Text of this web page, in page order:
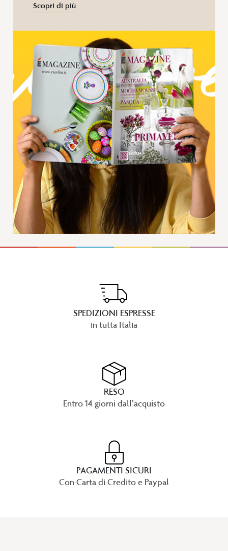
Scopri di più
SPEDIZIONI ESPRESSE
in tutta Italia
RESO
Entro 14 giorni dall’acquisto
PAGAMENTI SICURI
Con Carta di Credito e Paypal